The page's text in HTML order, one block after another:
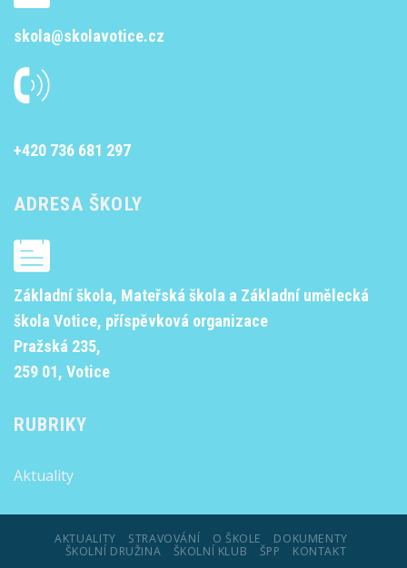
skola@skolavotice.cz
+420 736 681 297
ADRESA ŠKOLY
Základní škola, Mateřská škola a Základní umělecká
škola Votice, příspěvková organizace
Pražská 235,
259 01, Votice
RUBRIKY
Aktuality
AKTUALITY STRAVOVÁNÍ O ŠKOLE
DOKUMENTY
ŠKOLNÍ DRUŽINA
ŠKOLNÍ KLUB ŠPP KONTAKT